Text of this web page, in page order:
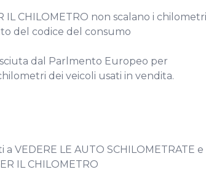
CHILOMETRO non scalano i chilometri
del codice del consumo
dal Parlmento Europeo per
dei veicoli usati in vendita.
VEDERE LE AUTO SCHILOMETRATE e
IL CHILOMETRO